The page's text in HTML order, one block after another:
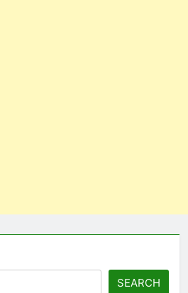
SEARCH